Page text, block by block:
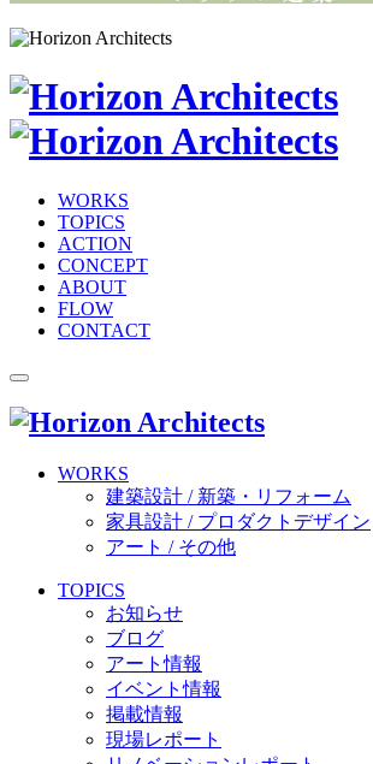
WORKS
TOPICS
ACTION
CONCEPT
ABOUT
FLOW
CONTACT
WORKS
建築設計 / 新築・リフォーム
家具設計 / プロダクトデザイン
アート / その他
TOPICS
お知らせ
ブログ
アート情報
イベント情報
掲載情報
現場レポート